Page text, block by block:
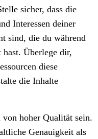
sicher, dass die
Interessen deiner
sind, die du während
hast. Überlege dir,
diese
die Inhalte
hoher Qualität sein.
Genauigkeit als